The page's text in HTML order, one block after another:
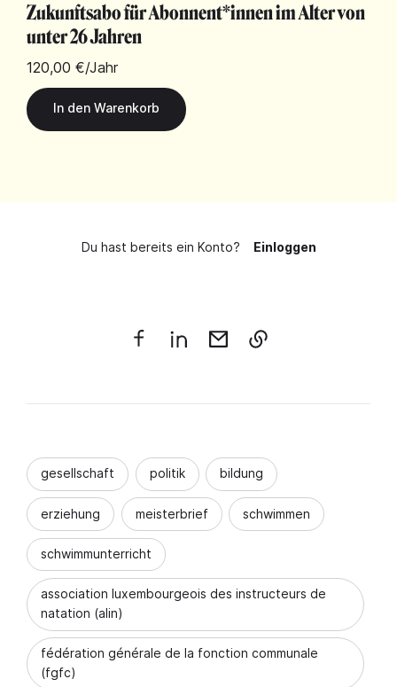
Zukunftsabo für Abonnent*innen im Alter von
unter 26 Jahren
120,00 €/Jahr
Du hast bereits ein Konto? Einloggen
gesellschaft politik bildung
erziehung meisterbrief schwimmen
schwimmunterricht
association luxembourgeois des instructeurs de
natation (alin)
fédération générale de la fonction communale
(fgfc)